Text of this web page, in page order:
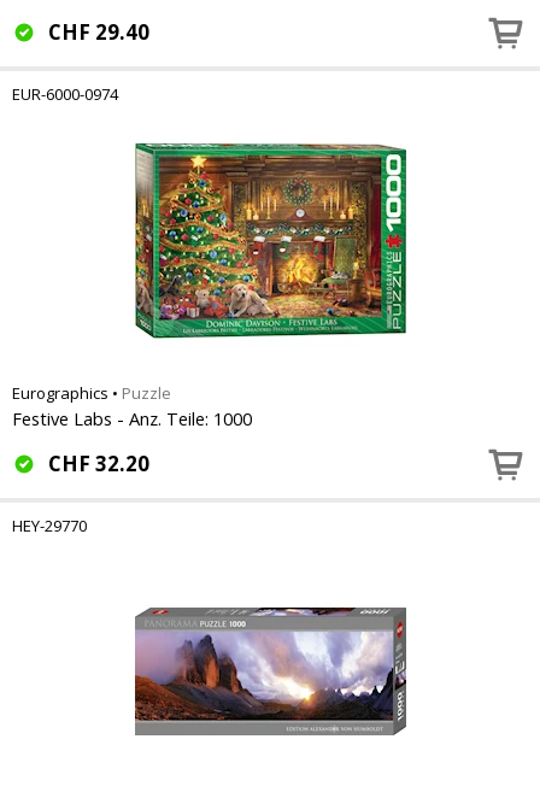
CHF 29.40
EUR-6000-0974
Eurographics • Puzzle
Festive Labs - Anz. Teile: 1000
CHF 32.20
HEY-29770